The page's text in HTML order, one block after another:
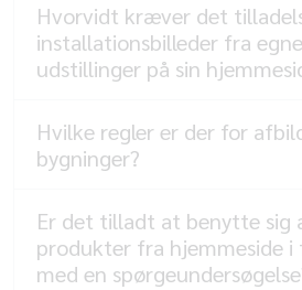
Hvorvidt kræver det
installationsbilleder fra
udstillinger på sin
Hvilke regler er der for
bygninger?
Er det tilladt at benytte sig
produkter fra hjemmeside i
med en